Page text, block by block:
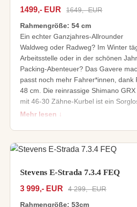
Zuverlässige Shimano Deore
Hydraulik-Scheibenbremsen
740 mm Lenkerbreite für
1499,- EUR
1649,- EUR
Rahmengröße: 54 cm
Ein echter Ganzjahres-Allrounder
Waldweg oder Radweg? Im Winter
Arbeitsstelle oder in der schönen
Packing-Abenteuer? Das Gavere
passt noch mehr Fahrer*innen, dank
48 cm. Die reinrassige Shimano
mit 46-30 Zähne-Kurbel ist ein
Streckentyp. Schnelle Schwalbe G-
der starken Flatmount-
Strecke und jedes Wetter mehr als
Reifenfreiheit für Laufruhe und Komfort
Aluminiumgabel mit Tapered
Bikepacking-Gewindeösen
Shimano GRX 2x10fach-Gravel-
Mehr lesen ↓
Stevens E-Strada 7.3.4 FEQ
3 999,- EUR
4 299,- EUR
Rahmengröße: 53cm